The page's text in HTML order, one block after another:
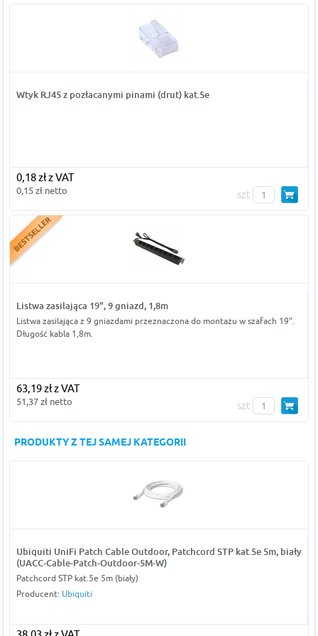
Wtyk RJ45 z pozłacanymi pinami (drut) kat.5e
0,18 zł z VAT
0,15 zł netto szt
Listwa zasilająca 19", 9 gniazd, 1,8m
Listwa zasilająca z 9 gniazdami przeznaczona do montażu w szafach 19".
Długość kabla 1,8m.
63,19 zł z VAT
51,37 zł netto szt
PRODUKTY Z TEJ SAMEJ KATEGORII
Ubiquiti UniFi Patch Cable Outdoor, Patchcord STP kat.5e 5m, biały
(UACC-Cable-Patch-Outdoor-5M-W)
Patchcord STP kat.5e 5m (biały)
Producent: Ubiquiti